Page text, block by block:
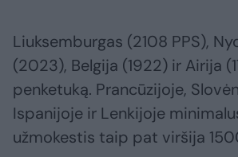
Liuksemburgas (2108 PPS),
(2023), Belgija (1922) ir Airija
penketuką. Prancūzijoje,
Ispanijoje ir Lenkijoje
užmokestis taip pat viršija